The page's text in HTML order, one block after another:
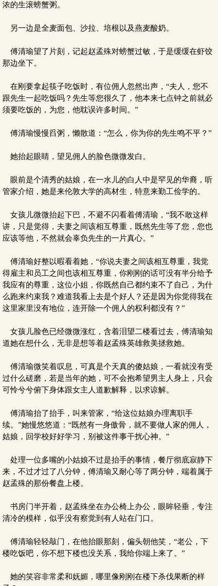
浓的生滚螃蟹粥。
另一边是全麦面包、沙拉、培根以及燕麦酸奶。
傅清瑜望了片刻，记起赵孟殊对螃蟹过敏，于是缓缓在虾饺
那边坐下。
在刚要拿起筷子吃饭时，有位佣人忽然出声，“夫人，您不
跟先生一起吃饭吗？先生等您很久了，他本来七点钟之前就必
须要吃饭的，为您，他耽误许多时间。”
傅清瑜慢慢舀粥，懒散道：“怎么，你为你的先生鸣不平？”
她抬起眼睛，望见佣人的脸色微微发白。
眼前是个清秀的姑娘，在一水儿的白人中是罕见的华裔，听
管家介绍，她是来伦敦大学的高材生，特意来勤工俭学的。
女孩儿微微抬起下巴，不避不闪看着傅清瑜，“我不敢这样
讲，只是觉得，夫妻之间该相互尊重，既然先生等了您，您也
应该等他，不然就会辜负先生的一片真心。”
傅清瑜好整以暇看着她，“你说夫妻之间该相互尊重，我觉
得雇主和员工之间也该相互尊重，你刚刚的话可没有半分给予
我应有的尊重，这位小姐，你既然自己都约束不了自己，为什
么跑来约束我？难道我看上去是个好人？还是因为你觉得我在
这里家里没有地位，连开除一个佣人的权利都没有？”
女孩儿脸色已经微微涨红，含着泪望二楼看过去，傅清瑜知
道她在想什么，无非是想等着赵孟殊英雄救美拯救她。
傅清瑜微笑着叹息，可真是个天真的傻姑娘，一看就没有受
过什么磋磨，若是当年的她，可不会抱希望男主人身上，只会
可怜兮兮俯下身体跟女主人道歉解释，以求谅解。
傅清瑜抬了抬手，叫来管家，“给这位姑娘办理离职手
续。”她慢悠悠道：“既然有一身傲骨，就不要做人家的佣人，
姑娘，回学校好好学习，别被这件事干扰心神。”
处理一位多嘴的小姑娘不过是抬手的事情，餐厅彻底寂静下
来，不过才过了八分钟，傅清瑜又耐心等了两分钟，端着属于
赵孟殊的那份餐盘上楼。
书房门半开着，赵孟殊坐在办公椅上办公，眼眸轻垂，专注
清冷的模样，似乎没有察觉到有人站在门口。
傅清瑜轻轻敲门，在他抬眼那刻，偏头朝他笑，“老公，下
楼吃饭吧，你不想下楼也没关系，我给你端上来了。”
她的笑容非常柔和妩媚，哪里像刚刚在楼下杀伐果断的样